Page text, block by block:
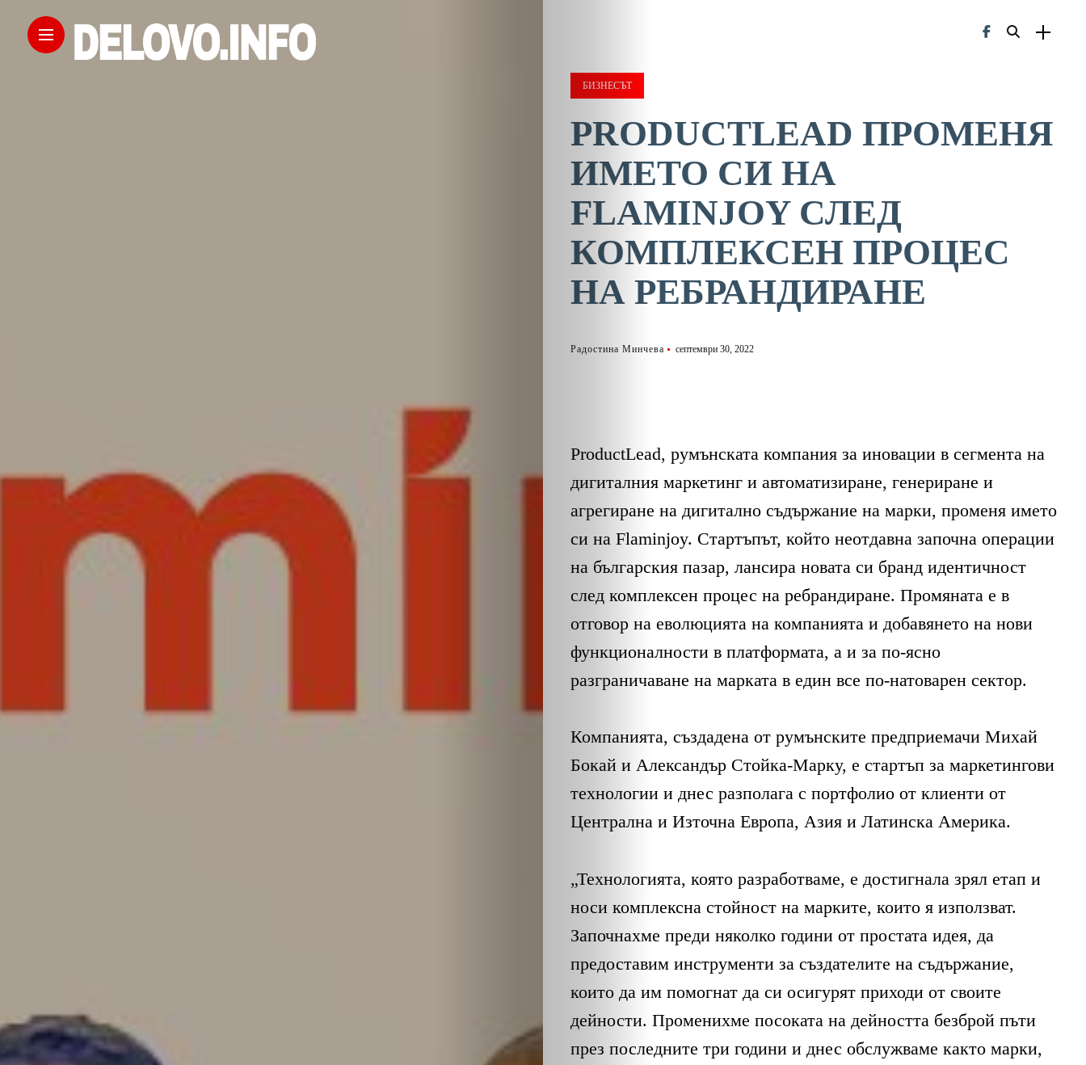
БИЗНЕСЪТ
PRODUCTLEAD ПРОМЕНЯ
ИМЕТО СИ НА
FLAMINJOY СЛЕД
КОМПЛЕКСЕН ПРОЦЕС
НА РЕБРАНДИРАНЕ
Радостина Минчева септември 30, 2022
ProductLead, румънската компания за иновации в сегмента на
дигиталния маркетинг и автоматизиране, генериране и
агрегиране на дигитално съдържание на марки, променя името
си на Flaminjoy. Стартъпът, който неотдавна започна операции
на българския пазар, лансира новата си бранд идентичност
след комплексен процес на ребрандиране. Промяната е в
отговор на еволюцията на компанията и добавянето на нови
функционалности в платформата, а и за по-ясно
разграничаване на марката в един все по-натоварен сектор.
Компанията, създадена от румънските предприемачи Михай
Бокай и Александър Стойка-Марку, е стартъп за маркетингови
технологии и днес разполага с портфолио от клиенти от
Централна и Източна Европа, Азия и Латинска Америка.
„Технологията, която разработваме, е достигнала зрял етап и
носи комплексна стойност на марките, които я използват.
Започнахме преди няколко години от простата идея, да
предоставим инструменти за създателите на съдържание,
които да им помогнат да си осигурят приходи от своите
дейности. Променихме посоката на дейността безброй пъти
през последните три години и днес обслужваме както марки,